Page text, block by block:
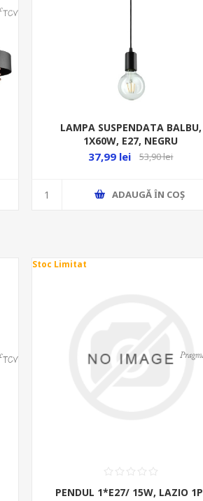
LAMPA SUSPENDATA BALBU,
1X60W, E27, NEGRU
37,99 lei 53,90 lei
ADAUGĂ ȊN COŞ
Stoc Limitat
PENDUL 1*E27/ 15W, LAZIO